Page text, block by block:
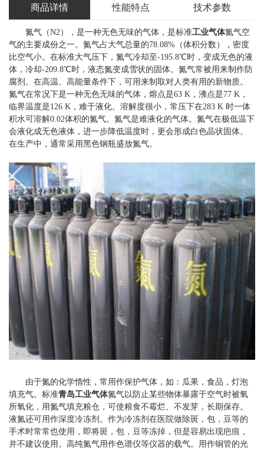
商品详情 性能特点 技术参数
氮气（N2），是一种无色无味的气体，是标准工业气体氮气空
气的主要成份之一。氮气占大气总量的78.08%（体积分数），密度
比空气小。在标准大气压下，氮气冷却至-195.8℃时，变成无色的液
体，冷却-209.8℃时，液态氮变成雪状的固体。氮气常被用来制作防
腐剂。在高温、高能量条件下，可用来制取对人类有用的新物质。
氮气在常况下是一种无色无味的气体，熔点是63 K，沸点是77 K，
临界温度是126 K，难于液化。溶解度很小，常压下在283 K 时一体
积水可溶解0.02体积的氮气。氮气是难液化的气体。氮气在极低温下
会液化成无色液体，进一步降低温度时，更会形成白色晶状固体。
在生产中，通常采用黑色钢瓶盛放氮气。
由于氮的化学惰性，常用作保护气体，如：瓜果，食品，灯泡
填充气。标准青岛工业气体氮气以防止某些物体暴露于空气时被氧
所氧化，用氮气填充粮仓，可使粮食不霉烂、不发芽，长期保存。
液氮还可用作深度冷冻剂。作为冷冻剂在医院做除斑，包，豆等的
手术时常常也使用，即将斑，包，豆等冻掉，但是容易出现疤痕，
并不建议使用。高纯氮气用作色谱仪等仪器的载气。用作铜管的光